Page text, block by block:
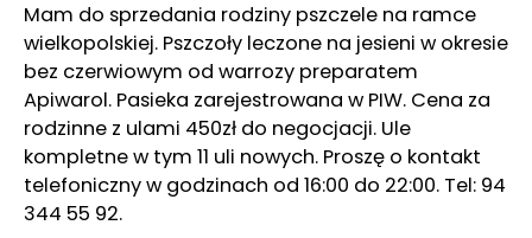
Mam do sprzedania rodziny pszczele na ramce
wielkopolskiej. Pszczoły leczone na jesieni w okresie
bez czerwiowym od warrozy preparatem
Apiwarol. Pasieka zarejestrowana w PIW. Cena za
rodzinne z ulami 450zł do negocjacji. Ule
kompletne w tym 11 uli nowych. Proszę o kontakt
telefoniczny w godzinach od 16:00 do 22:00. Tel: 94
344 55 92.